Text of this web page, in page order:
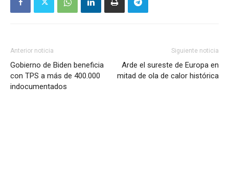
Anterior noticia
Gobierno de Biden beneficia
con TPS a más de 400.000
indocumentados
Siguiente noticia
Arde el sureste de Europa en
mitad de ola de calor histórica